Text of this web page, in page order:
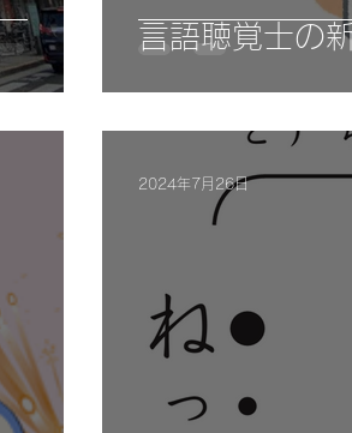
言語聴覚士の
2024年7月26日